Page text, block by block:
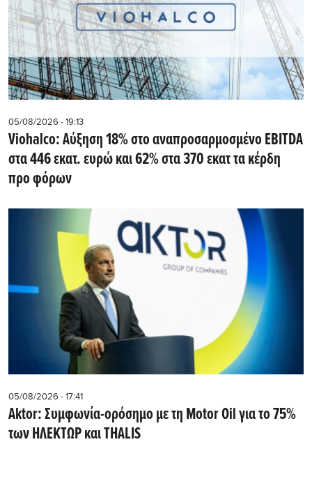
05/08/2026 - 19:13
Viohalco: Αύξηση 18% στο αναπροσαρμοσμένο EBITDA
στα 446 εκατ. ευρώ και 62% στα 370 εκατ τα κέρδη
προ φόρων
05/08/2026 - 17:41
Aktor: Συμφωνία-ορόσημο με τη Motor Oil για το 75%
των ΗΛΕΚΤΩΡ και THALIS